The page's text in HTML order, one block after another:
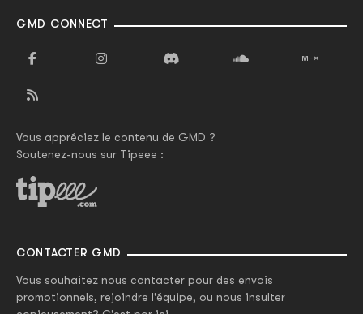
GMD CONNECT
Vous appréciez le contenu de GMD ?
Soutenez-nous sur Tipeee :
CONTACTER GMD
Vous souhaitez nous contacter pour des envois
promotionnels, rejoindre l'équipe, ou nous insulter